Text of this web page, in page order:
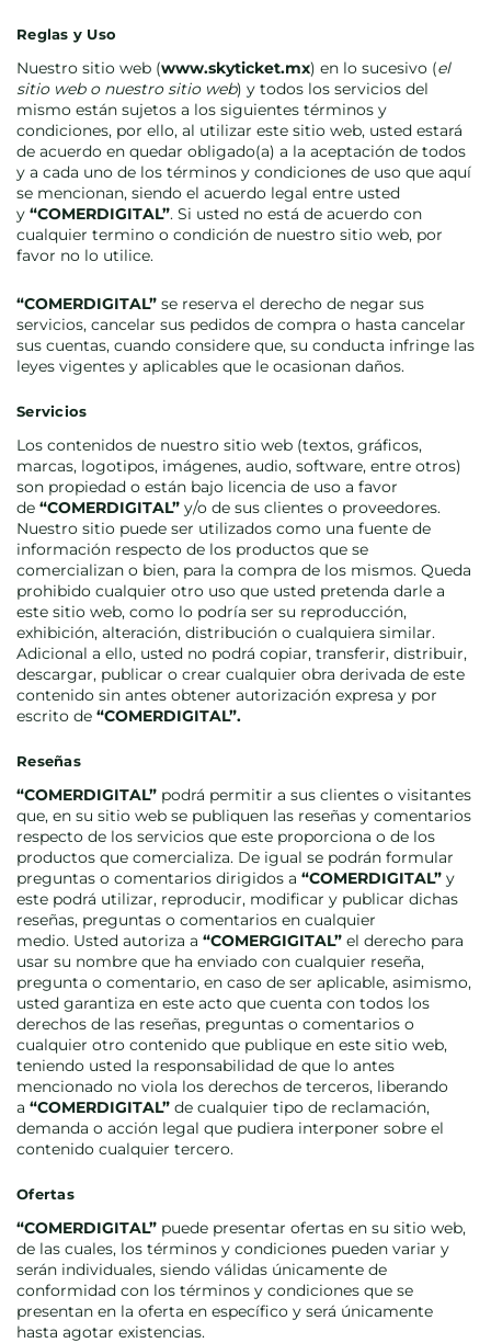
Reglas y Uso
Nuestro sitio web (www.skyticket.mx) en lo sucesivo (el
sitio web o nuestro sitio web) y todos los servicios del
mismo están sujetos a los siguientes términos y
condiciones, por ello, al utilizar este sitio web, usted estará
de acuerdo en quedar obligado(a) a la aceptación de todos
y a cada uno de los términos y condiciones de uso que aquí
se mencionan, siendo el acuerdo legal entre usted
y “COMERDIGITAL”. Si usted no está de acuerdo con
cualquier termino o condición de nuestro sitio web, por
favor no lo utilice.
“COMERDIGITAL” se reserva el derecho de negar sus
servicios, cancelar sus pedidos de compra o hasta cancelar
sus cuentas, cuando considere que, su conducta infringe las
leyes vigentes y aplicables que le ocasionan daños.
Servicios
Los contenidos de nuestro sitio web (textos, gráficos,
marcas, logotipos, imágenes, audio, software, entre otros)
son propiedad o están bajo licencia de uso a favor
de “COMERDIGITAL” y/o de sus clientes o proveedores.
Nuestro sitio puede ser utilizados como una fuente de
información respecto de los productos que se
comercializan o bien, para la compra de los mismos. Queda
prohibido cualquier otro uso que usted pretenda darle a
este sitio web, como lo podría ser su reproducción,
exhibición, alteración, distribución o cualquiera similar.
Adicional a ello, usted no podrá copiar, transferir, distribuir,
descargar, publicar o crear cualquier obra derivada de este
contenido sin antes obtener autorización expresa y por
escrito de “COMERDIGITAL”.
Reseñas
“COMERDIGITAL” podrá permitir a sus clientes o visitantes
que, en su sitio web se publiquen las reseñas y comentarios
respecto de los servicios que este proporciona o de los
productos que comercializa. De igual se podrán formular
preguntas o comentarios dirigidos a “COMERDIGITAL” y
este podrá utilizar, reproducir, modificar y publicar dichas
reseñas, preguntas o comentarios en cualquier
medio. Usted autoriza a “COMERGIGITAL” el derecho para
usar su nombre que ha enviado con cualquier reseña,
pregunta o comentario, en caso de ser aplicable, asimismo,
usted garantiza en este acto que cuenta con todos los
derechos de las reseñas, preguntas o comentarios o
cualquier otro contenido que publique en este sitio web,
teniendo usted la responsabilidad de que lo antes
mencionado no viola los derechos de terceros, liberando
a “COMERDIGITAL” de cualquier tipo de reclamación,
demanda o acción legal que pudiera interponer sobre el
contenido cualquier tercero.
Ofertas
“COMERDIGITAL” puede presentar ofertas en su sitio web,
de las cuales, los términos y condiciones pueden variar y
serán individuales, siendo válidas únicamente de
conformidad con los términos y condiciones que se
presentan en la oferta en específico y será únicamente
hasta agotar existencias.